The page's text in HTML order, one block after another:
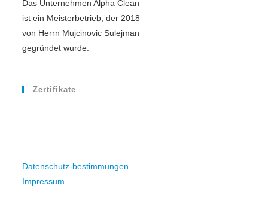
Das Unternehmen Alpha Clean
ist ein Meisterbetrieb, der 2018
von Herrn Mujcinovic Sulejman
gegründet wurde.
Zertifikate
Datenschutz-bestimmungen
Impressum